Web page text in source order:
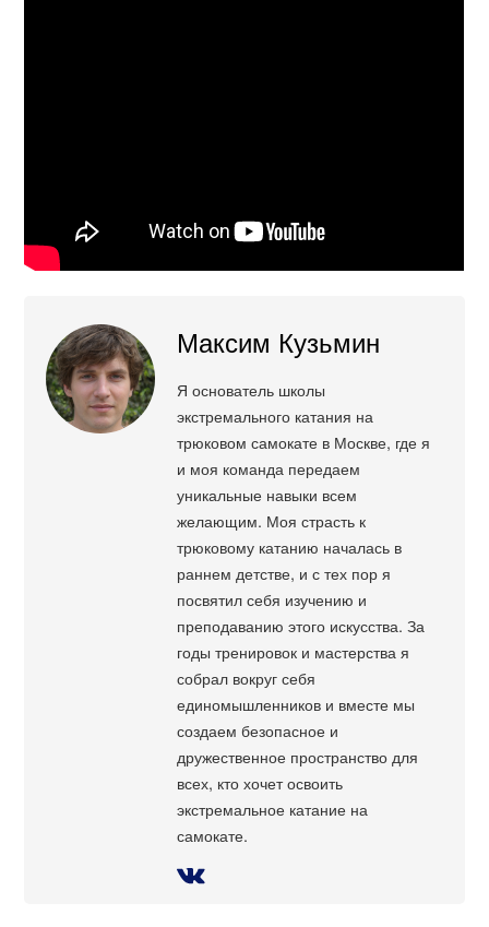
Максим Кузьмин
Я основатель школы
экстремального катания на
трюковом самокате в Москве, где я
и моя команда передаем
уникальные навыки всем
желающим. Моя страсть к
трюковому катанию началась в
раннем детстве, и с тех пор я
посвятил себя изучению и
преподаванию этого искусства. За
годы тренировок и мастерства я
собрал вокруг себя
единомышленников и вместе мы
создаем безопасное и
дружественное пространство для
всех, кто хочет освоить
экстремальное катание на
самокате.